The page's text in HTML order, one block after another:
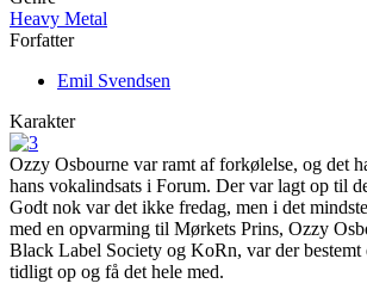
Heavy Metal
Forfatter
Emil Svendsen
Karakter
Ozzy Osbourne var ramt af forkølelse, og det
hans vokalindsats i Forum. Der var lagt op til
Godt nok var det ikke fredag, men i det
med en opvarming til Mørkets Prins, Ozzy
Black Label Society og KoRn, var der
tidligt op og få det hele med.